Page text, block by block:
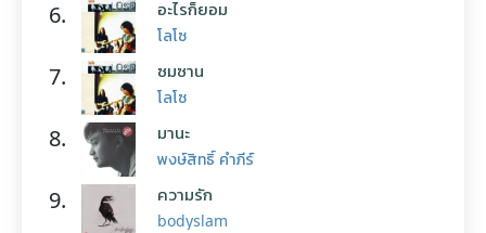
6. อะไรก็ยอม
โลโซ
7. ซมซาน
โลโซ
8. มานะ
พงษ์สิทธิ์ คำภีร์
9. ความรัก
bodyslam